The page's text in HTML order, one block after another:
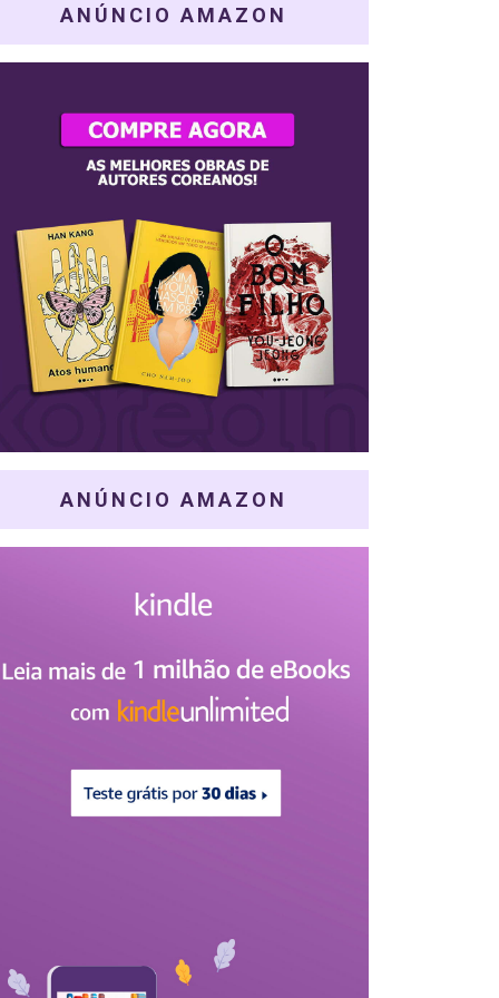
ANÚNCIO AMAZON
ANÚNCIO AMAZON